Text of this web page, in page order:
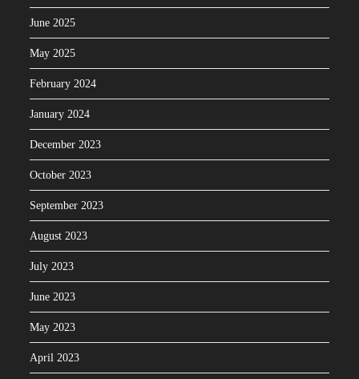
June 2025
May 2025
February 2024
January 2024
December 2023
October 2023
September 2023
August 2023
July 2023
June 2023
May 2023
April 2023